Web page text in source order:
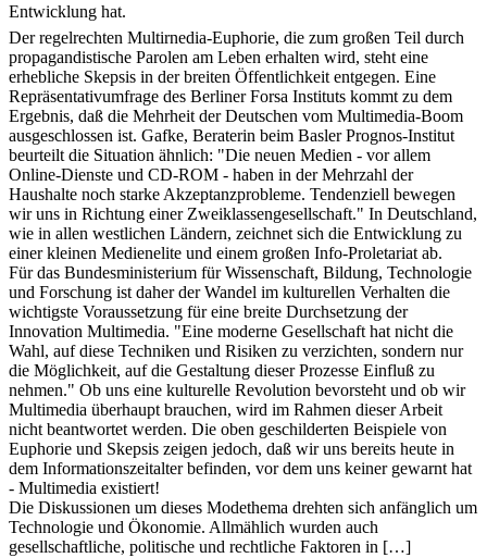
Entwicklung hat.
Der regelrechten Multirnedia-Euphorie, die zum großen Teil durch
propagandistische Parolen am Leben erhalten wird, steht eine
erhebliche Skepsis in der breiten Öffentlichkeit entgegen. Eine
Repräsentativumfrage des Berliner Forsa Instituts kommt zu dem
Ergebnis, daß die Mehrheit der Deutschen vom Multimedia-Boom
ausgeschlossen ist. Gafke, Beraterin beim Basler Prognos-Institut
beurteilt die Situation ähnlich: "Die neuen Medien - vor allem
Online-Dienste und CD-ROM - haben in der Mehrzahl der
Haushalte noch starke Akzeptanzprobleme. Tendenziell bewegen
wir uns in Richtung einer Zweiklassengesellschaft." In Deutschland,
wie in allen westlichen Ländern, zeichnet sich die Entwicklung zu
einer kleinen Medienelite und einem großen Info-Proletariat ab.
Für das Bundesministerium für Wissenschaft, Bildung, Technologie
und Forschung ist daher der Wandel im kulturellen Verhalten die
wichtigste Voraussetzung für eine breite Durchsetzung der
Innovation Multimedia. "Eine moderne Gesellschaft hat nicht die
Wahl, auf diese Techniken und Risiken zu verzichten, sondern nur
die Möglichkeit, auf die Gestaltung dieser Prozesse Einfluß zu
nehmen." Ob uns eine kulturelle Revolution bevorsteht und ob wir
Multimedia überhaupt brauchen, wird im Rahmen dieser Arbeit
nicht beantwortet werden. Die oben geschilderten Beispiele von
Euphorie und Skepsis zeigen jedoch, daß wir uns bereits heute in
dem Informationszeitalter befinden, vor dem uns keiner gewarnt hat
- Multimedia existiert!
Die Diskussionen um dieses Modethema drehten sich anfänglich um
Technologie und Ökonomie. Allmählich wurden auch
gesellschaftliche, politische und rechtliche Faktoren in […]